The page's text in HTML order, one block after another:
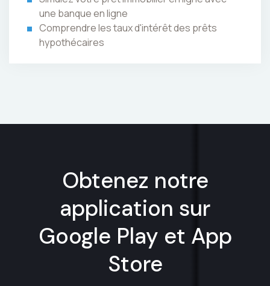
une banque en ligne
Comprendre les taux d'intérêt des prêts
hypothécaires
Obtenez notre
application sur
Google Play et App
Store